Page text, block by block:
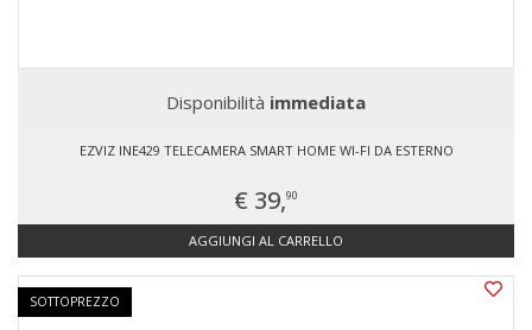
Disponibilità immediata
EZVIZ INE429 TELECAMERA SMART HOME WI-FI DA ESTERNO
€ 39,90
AGGIUNGI AL CARRELLO
SOTTOPREZZO